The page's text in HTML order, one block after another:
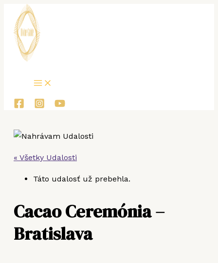
Preskočiť
obsah
Menu
« Všetky Udalosti
Táto udalosť už prebehla.
Cacao Ceremónia –
Bratislava